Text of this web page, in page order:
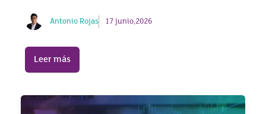
Antonio Rojas 17 junio,2026
Leer más